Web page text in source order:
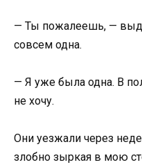
— Ты пожалеешь, —
совсем одна.
— Я уже была одна. В
не хочу.
Они уезжали через
злобно зыркая в мою